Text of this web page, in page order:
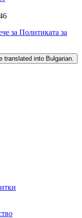
за Политиката за
translated into Bulgarian.